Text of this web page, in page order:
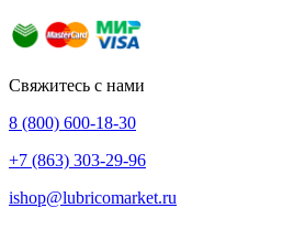
Свяжитесь с нами
8 (800) 600-18-30
+7 (863) 303-29-96
ishop@lubricomarket.ru